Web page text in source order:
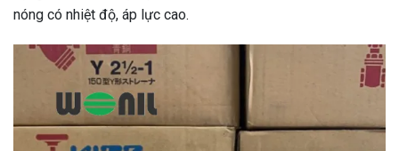
nóng có nhiệt độ, áp lực cao.